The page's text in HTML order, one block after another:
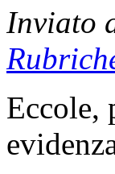
Inviato
Eccole,